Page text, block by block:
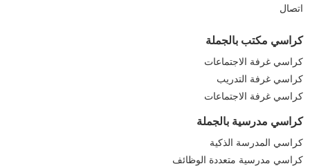
اتصال
كراسي مكتب بالجملة
كراسي غرفة الاجتماعات
كراسي غرفة التدريب
كراسي غرفة الاجتماعات
كراسي مدرسية بالجملة
كراسي المدرسة الذكية
كراسي مدرسية متعددة الوظائف